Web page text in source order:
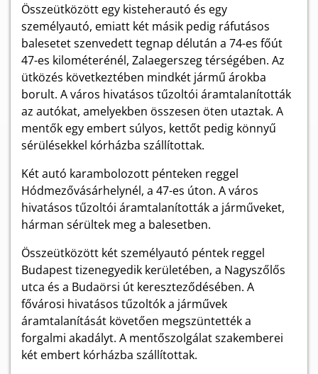
Összeütközött egy kisteherautó és egy
személyautó, emiatt két másik pedig ráfutásos
balesetet szenvedett tegnap délután a 74-es főút
47-es kilométerénél, Zalaegerszeg térségében. Az
ütközés következtében mindkét jármű árokba
borult. A város hivatásos tűzoltói áramtalanították
az autókat, amelyekben összesen öten utaztak. A
mentők egy embert súlyos, kettőt pedig könnyű
sérülésekkel kórházba szállítottak.
Két autó karambolozott pénteken reggel
Hódmezővásárhelynél, a 47-es úton. A város
hivatásos tűzoltói áramtalanították a járműveket,
hárman sérültek meg a balesetben.
Összeütközött két személyautó péntek reggel
Budapest tizenegyedik kerületében, a Nagyszőlős
utca és a Budaörsi út kereszteződésében. A
fővárosi hivatásos tűzoltók a járművek
áramtalanítását követően megszüntették a
forgalmi akadályt. A mentőszolgálat szakemberei
két embert kórházba szállítottak.